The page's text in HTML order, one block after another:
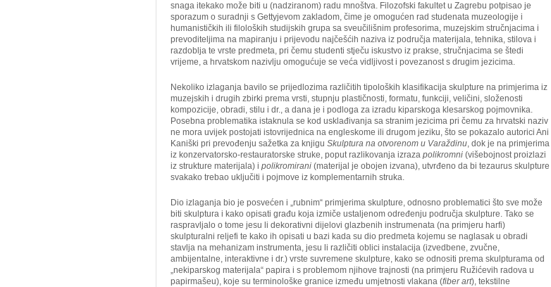
snaga itekako može biti u (nadziranom) radu mnoštva. Filozofski fakultet u Zagrebu potpisao je
sporazum o suradnji s Gettyjevom zakladom, čime je omogućen rad studenata muzeologije i
humanističkih ili filoloških studijskih grupa sa sveučilišnim profesorima, muzejskim stručnjacima i
prevoditeljima na mapiranju i prijevodu najčešćih naziva iz područja materijala, tehnika, stilova i
razdoblja te vrste predmeta, pri čemu studenti stječu iskustvo iz prakse, stručnjacima se štedi
vrijeme, a hrvatskom nazivlju omogućuje se veća vidljivost i povezanost s drugim jezicima.
Nekoliko izlaganja bavilo se prijedlozima različitih tipoloških klasifikacija skulpture na primjerima iz
muzejskih i drugih zbirki prema vrsti, stupnju plastičnosti, formatu, funkciji, veličini, složenosti
kompozicije, obradi, stilu i dr., a dana je i podloga za izradu kiparskoga klesarskog pojmovnika.
Posebna problematika istaknula se kod usklađivanja sa stranim jezicima pri čemu za hrvatski naziv
ne mora uvijek postojati istovrijednica na engleskome ili drugom jeziku, što se pokazalo autorici Ani
Kaniški pri prevođenju sažetka za knjigu Skulptura na otvorenom u Varaždinu, dok je na primjerima
iz konzervatorsko-restauratorske struke, poput razlikovanja izraza polikromni (višebojnost proizlazi
iz strukture materijala) i polikromirani (materijal je obojen izvana), utvrđeno da bi tezaurus skulpture
svakako trebao uključiti i pojmove iz komplementarnih struka.
Dio izlaganja bio je posvećen i „rubnim“ primjerima skulpture, odnosno problematici što sve može
biti skulptura i kako opisati građu koja izmiče ustaljenom određenju područja skulpture. Tako se
raspravljalo o tome jesu li dekorativni dijelovi glazbenih instrumenata (na primjeru harfi)
skulpturalni reljefi te kako ih opisati u bazi kada su dio predmeta kojemu se naglasak u obradi
stavlja na mehanizam instrumenta, jesu li različiti oblici instalacija (izvedbene, zvučne,
ambijentalne, interaktivne i dr.) vrste suvremene skulpture, kako se odnositi prema skulpturama od
„nekiparskog materijala“ papira i s problemom njihove trajnosti (na primjeru Ružićevih radova u
papirmašeu), koje su terminološke granice između umjetnosti vlakana (fiber art), tekstilne